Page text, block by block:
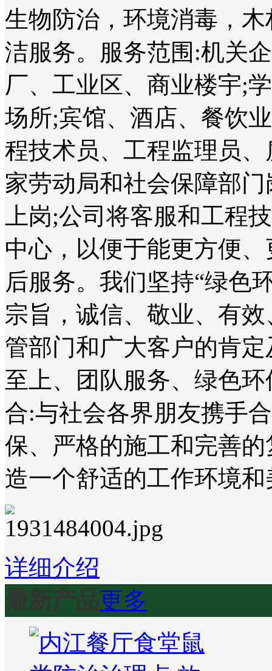
生物防治，环境消毒，
洁服务。服务范围:机关
厂、工业区、商业楼宇;
场所;宾馆、酒店、餐饮
程技术员、工程监理员
家劳动局和社会保障部
上岗;公司将客服和工程
中心，以便于能更方便
后服务。我们坚持“绿色
宗旨，诚信、敬业、有
管部门和广大客户的肯
至上、团队服务、绿色
合:与社会各界朋友携手
保、严格的施工和完善
造一个舒适的工作环境
详细介绍
最新产品更多